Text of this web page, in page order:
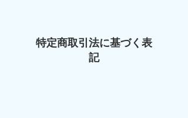
特定商取引法に基づく表
記